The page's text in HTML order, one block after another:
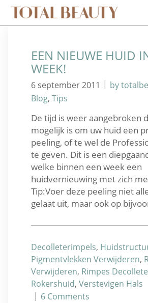
EEN NIEUWE HUID
WEEK!
6 september 2011 | by
Blog, Tips
De tijd is weer aangebroken
mogelijk is om uw huid een
peeling, of te wel de
te geven. Dit is een
welke binnen een week een
huidvernieuwing met zich
Tip:Voer deze peeling niet
gelaat uit, maar ook op
Decolleterimpels,
Pigmentvlekken Verwijderen,
Verwijderen, Rimpes Decollete
Rokershuid, Verstevigen Hals
| 6 Comments